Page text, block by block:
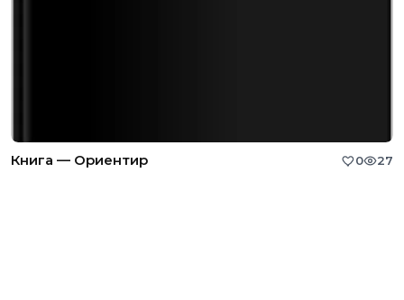
Книга — Ориентир 0 27